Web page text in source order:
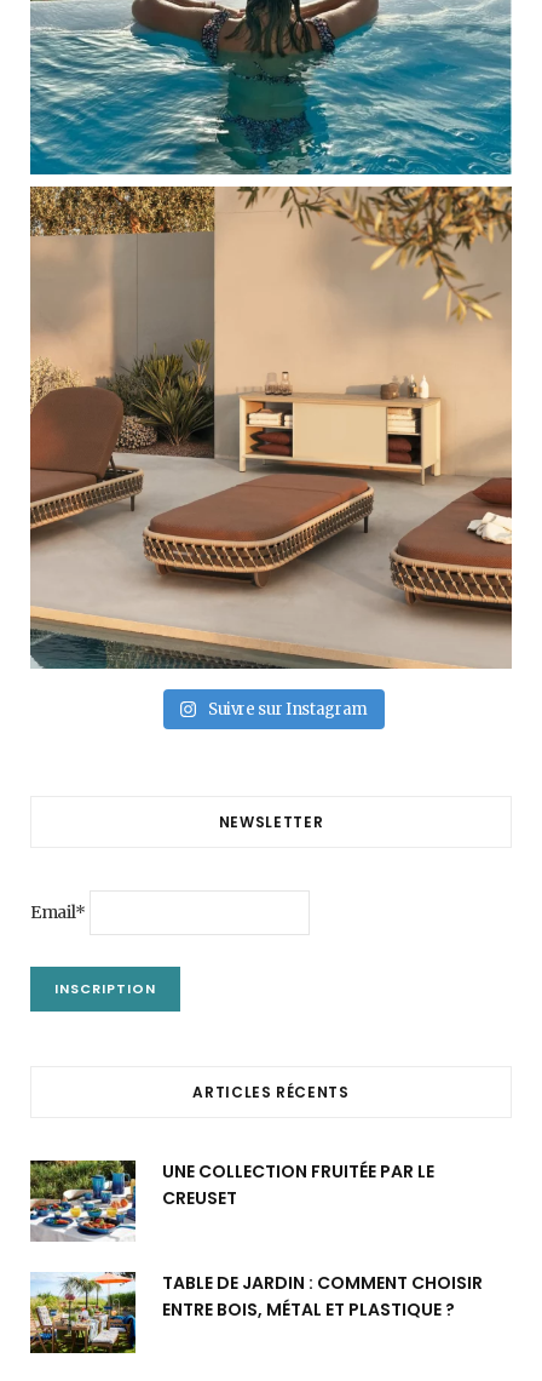
Suivre sur Instagram
NEWSLETTER
Email*
ARTICLES RÉCENTS
UNE COLLECTION FRUITÉE PAR LE
CREUSET
TABLE DE JARDIN : COMMENT CHOISIR
ENTRE BOIS, MÉTAL ET PLASTIQUE ?